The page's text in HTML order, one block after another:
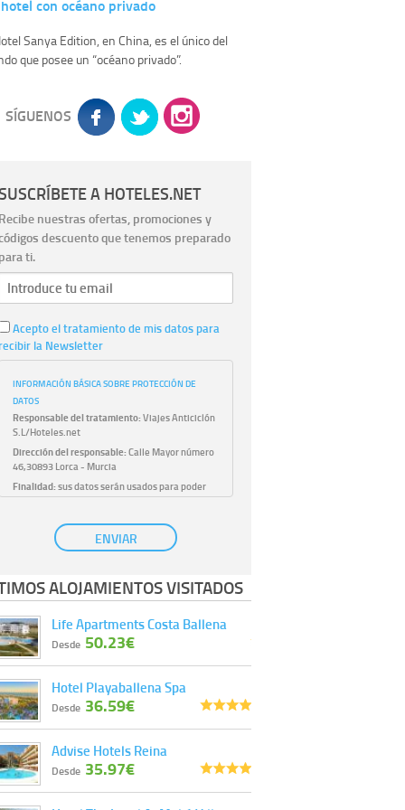
con océano privado
Sanya Edition, en China, es el único del
que posee un “océano privado”.
SÍGUENOS
A HOTELES.NET
nuestras ofertas, promociones y
descuento que tenemos preparado
ti.
Acepto el tratamiento de mis datos para
la Newsletter
INFORMACIÓN BÁSICA SOBRE PROTECCIÓN DE
DATOS
Responsable del tratamiento:Viajes Anticiclón
S.L/Hoteles.net
Dirección del responsable:Calle Mayor número
46,30893 Lorca - Murcia
Finalidad:sus datos serán usados para poder
atender sus solicitudes y prestarle nuestros
Publicidad: solo le enviaremos publicidad con su
autorización previa, que podrá facilitarnos
Base Jurídica:únicamente trataremos sus datos
facilitarnos mediante la casilla correspondiente
establecida al efecto.
Destinatarios:
debidamente autorizado podrá tener
conocimiento de la información que le pedimos.
No se comunicarán datos a terceros.
información tenemos sobre usted, corregirla y
eliminarla, tal y como se explica en la
información adicional disponible en nuestra
página web.
ENVIAR
ALOJAMIENTOS VISITADOS
Life Apartments Costa Ballena
Desde 50.23€
Hotel Playaballena Spa
Desde 36.59€
Advise Hotels Reina
Desde 35.97€